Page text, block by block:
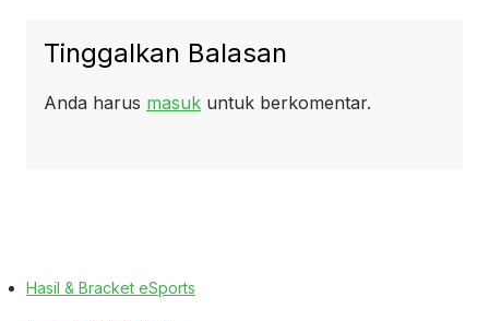
Tinggalkan Balasan
Anda harus masuk untuk berkomentar.
Hasil & Bracket eSports